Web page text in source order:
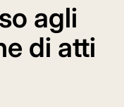
agli
di atti